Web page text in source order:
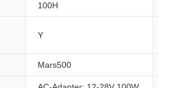
100H
Y
Mars500